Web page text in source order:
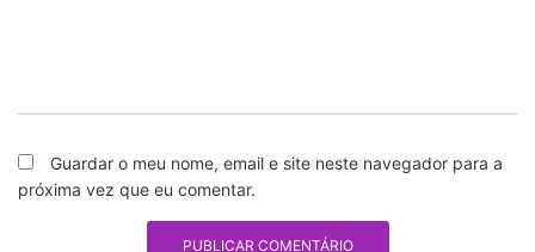
Guardar o meu nome, email e site neste navegador para a
próxima vez que eu comentar.